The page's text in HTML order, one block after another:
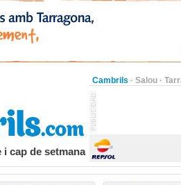
Cambrils · Salou ·
cap de setmana